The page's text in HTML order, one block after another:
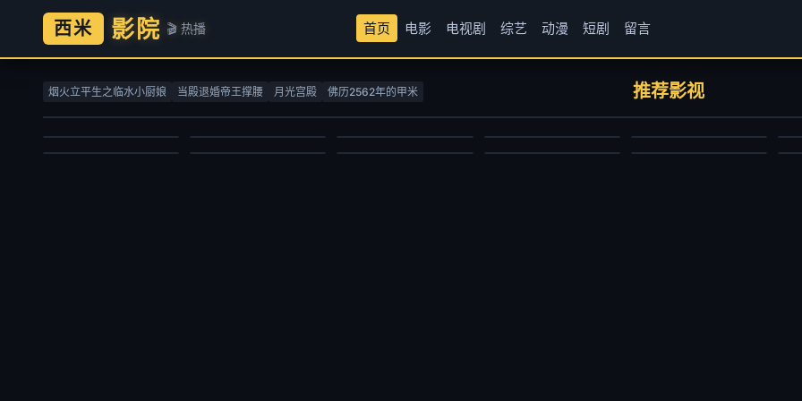
西米 影院 🎬 热播 首页 电影 电视剧 综艺 动漫 短剧 留言
烟火立平生之临水小厨娘 当殿退婚帝王撑腰 月光宫殿 佛历2562年的甲米 推荐影视
螺丝钉第一季
洪海天,海帆,黄雷,罗玉婷,刘以嘉
欧美动漫
2010/俄罗斯
2025-03-09
赴山海
国产剧
2025/中国大陆
2025-09-27
七十二家房客第三部
国产剧
2008/大陆
2025-11-24
牧神记
2024/大陆
2026-06-29
仙逆
国产动漫
2023/中国大陆
2026-06-29
杨紫,胡歌,李光洁,张哲华,梅婷,袁弘,杨烁,周游,金巴,冯兵,更旦,苏鑫,宋楚炎,周放,周思羽,索朗旺姆,尕玛文加,才丁扎西
国产剧
2026/大陆
赵乾景,谢莹,宋国庆,黄进则,张若瑜
国产动漫
2020/大陆
动作片
2007/美国
国产剧
2025/大陆
闪耀的恒星
大陆综艺
2024/大陆
国